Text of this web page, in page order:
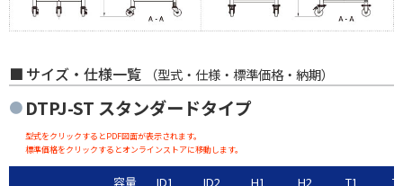
サイズ・仕様一覧 （型式・仕様・標準価格・納期）
DTPJ-ST スタンダードタイプ
型式をクリックするとPDF図面が表示されます。
標準価格をクリックするとオンラインストアに移動します。
容量 ID1 ID2 H1 H2 T1